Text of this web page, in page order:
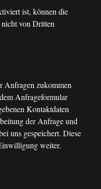
ist, können die
von Dritten
Anfragen zukommen
Anfrageformular
Kontaktdaten
der Anfrage und
uns gespeichert. Diese
weiter.